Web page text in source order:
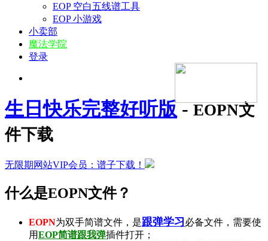
EOP 空白五线谱工具
EOP 小游戏
小卖部
魔法学院
登录
生日快乐完整好听版-EOPN文
件下载
无限期网站VIP会员：谱子下载！
什么是EOPN文件？
EOPN为双手简谱文件，是跟弹学习必备文件，需要使
用EOP简谱跟我弹插件打开；